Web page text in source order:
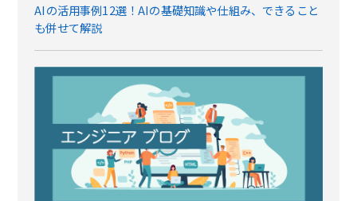
AIの活用事例12選！AIの基礎知識や仕組み、できること
も併せて解説